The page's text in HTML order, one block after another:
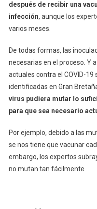
después de recibir una
infección, aunque los
varios meses.
De todas formas, las
necesarias en el proceso. Y
actuales contra el COVID-
identificadas en Gran
virus pudiera mutar lo
para que sea necesario
Por ejemplo, debido a las
se nos tiene que vacunar
embargo, los expertos
no mutan tan fácilmente.